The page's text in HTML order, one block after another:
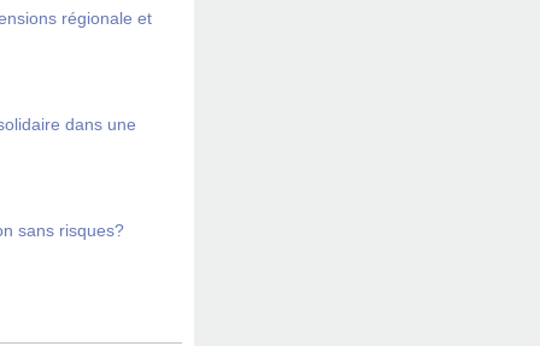
régionale et
dans une
sans risques?